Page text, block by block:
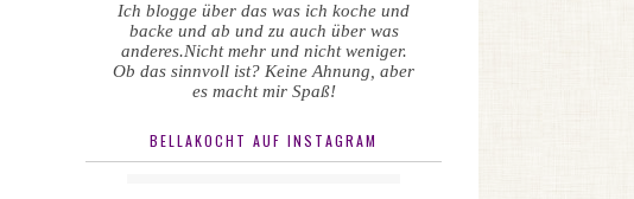
Ich blogge über das was ich koche und
backe und ab und zu auch über was
anderes.Nicht mehr und nicht weniger.
Ob das sinnvoll ist? Keine Ahnung, aber
es macht mir Spaß!
BELLAKOCHT AUF INSTAGRAM